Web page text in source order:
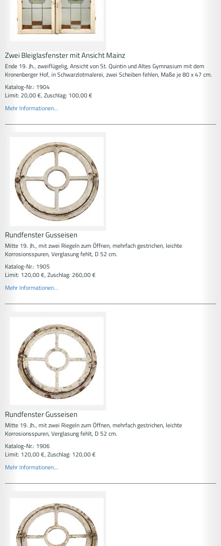
Zwei Bleiglasfenster mit Ansicht Mainz
Ende 19. Jh., zweiflügelig, Ansicht von St. Quintin und Altes Gymnasium mit dem
Kronenberger Hof, in Schwarzlotmalerei, zwei Scheiben fehlen, Maße je 80 x 47 cm.
Katalog-Nr.: 1904
Limit: 20,00 €, Zuschlag: 100,00 €
Mehr Informationen...
Rundfenster Gusseisen
Mitte 19. Jh., mit zwei Riegeln zum Öffnen, mehrfach gestrichen, leichte
Korrosionsspuren, Verglasung fehlt, D 52 cm.
Katalog-Nr.: 1905
Limit: 120,00 €, Zuschlag: 260,00 €
Mehr Informationen...
Rundfenster Gusseisen
Mitte 19. Jh., mit zwei Riegeln zum Öffnen, mehrfach gestrichen, leichte
Korrosionsspuren, Verglasung fehlt, D 52 cm.
Katalog-Nr.: 1906
Limit: 120,00 €, Zuschlag: 120,00 €
Mehr Informationen...